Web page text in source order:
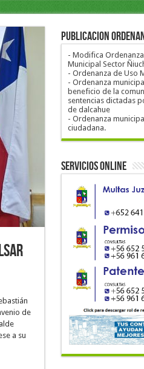
de
a su
PUBLICACION
- Modifica
Municipal Sector
- Ordenanza de Uso
- Ordenanza
beneficio de la
sentencias dictadas
de dalcahue
- Ordenanza
ciudadana.
Servicios Online